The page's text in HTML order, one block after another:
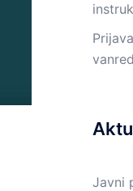
Javni